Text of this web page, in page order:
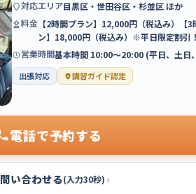
対応エリア目黒区・世田谷区・杉並区 ほか
料金 【2時間プラン】12,000円（税込み）【3
ン】18,000円（税込み）※平日限定割引！
営業時間基本時間 10:00〜20:00 (平日、土日
出張対応 講習ガイド認定
電話で予約する
問い合わせる(入力30秒) ›